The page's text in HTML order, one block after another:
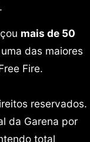
mais de 50
das maiores
Fire.
reservados.
da Garena por
total